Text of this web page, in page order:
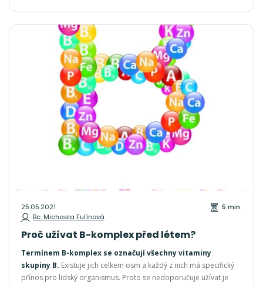
25.05.2021
Bc. Michaela Fulínová
5 min.
Proč užívat B-komplex před létem?
Termínem B-komplex se označují všechny vitaminy
skupiny B. Existuje jich celkem osm a každý z nich má specifický
přínos pro lidský organismus. Proto se nedoporučuje užívat je